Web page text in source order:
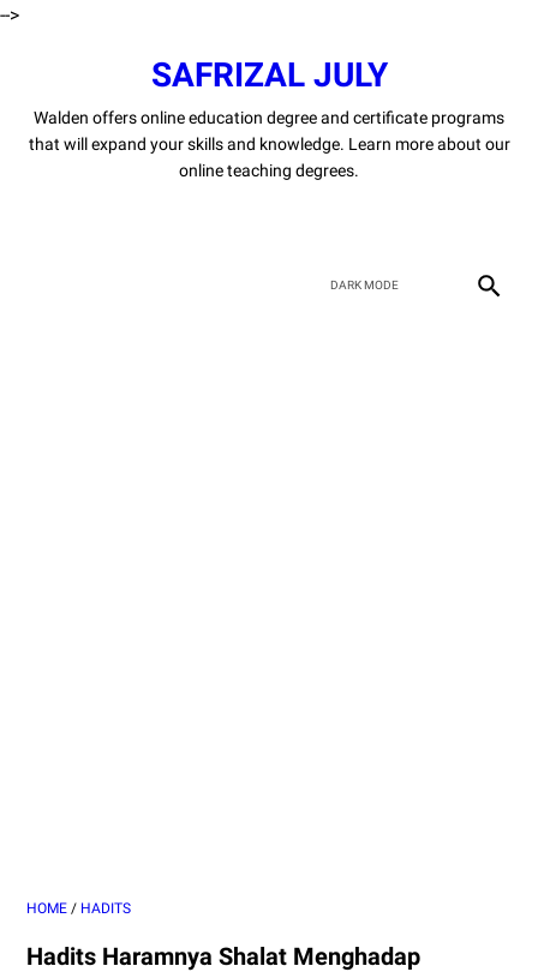
-->
SAFRIZAL JULY
Walden offers online education degree and certificate programs
that will expand your skills and knowledge. Learn more about our
online teaching degrees.
HOME / HADITS
Hadits Haramnya Shalat Menghadap